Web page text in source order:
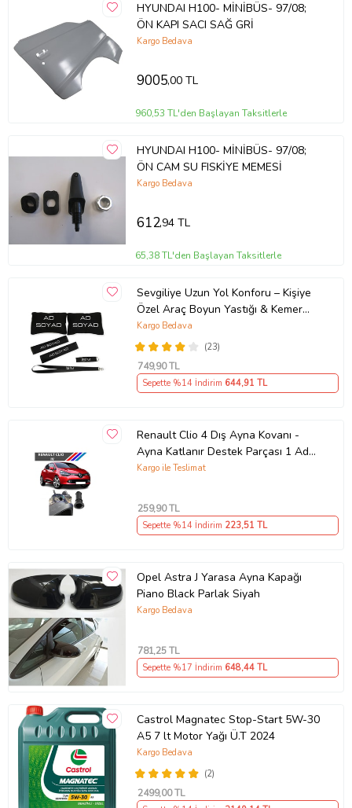
HYUNDAI H100- MİNİBÜS- 97/08;
ÖN KAPI SACI SAĞ GRİ
Kargo Bedava
9005,00 TL
960,53 TL'den Başlayan Taksitlerle
HYUNDAI H100- MİNİBÜS- 97/08;
ÖN CAM SU FISKİYE MEMESİ
Kargo Bedava
612,94 TL
65,38 TL'den Başlayan Taksitlerle
Sevgiliye Uzun Yol Konforu – Kişiye
Özel Araç Boyun Yastığı & Kemer
Pedi Hediye Seti
(23)
Kargo Bedava
749,90 TL
Sepette %14 İndirim 644,91 TL
Renault Clio 4 Dış Ayna Kovanı -
Ayna Katlanır Destek Parçası 1 Adet
490307706 M3625
Kargo ile Teslimat
259,90 TL
Sepette %14 İndirim 223,51 TL
Opel Astra J Yarasa Ayna Kapağı
Piano Black Parlak Siyah
Kargo Bedava
781,25 TL
Sepette %17 İndirim 648,44 TL
Castrol Magnatec Stop-Start 5W-30
A5 7 lt Motor Yağı Ü.T 2024
(2)
Kargo Bedava
2499,00 TL